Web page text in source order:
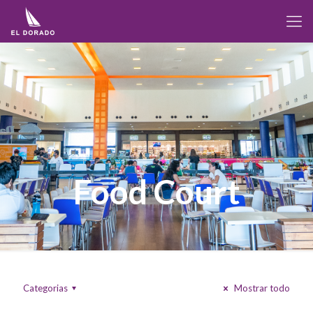
Food Court
Categorias Mostrar todo